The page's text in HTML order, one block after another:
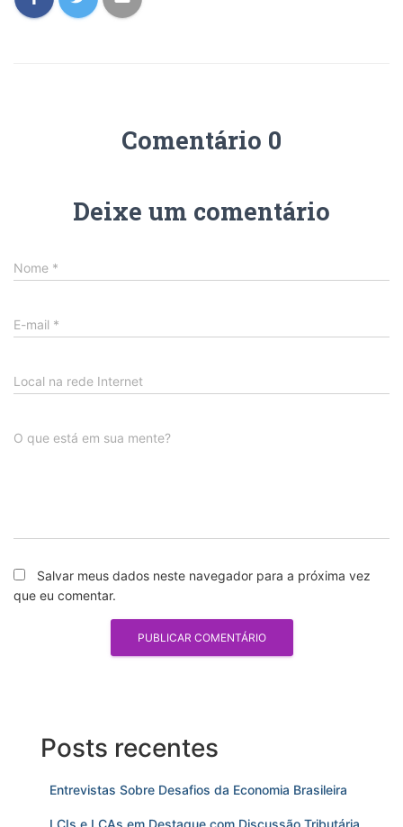
Comentário 0
Deixe um comentário
Nome *
E-mail *
Local na rede Internet
O que está em sua mente?
Salvar meus dados neste navegador para a próxima vez
que eu comentar.
Posts recentes
Entrevistas Sobre Desafios da Economia Brasileira
LCIs e LCAs em Destaque com Discussão Tributária